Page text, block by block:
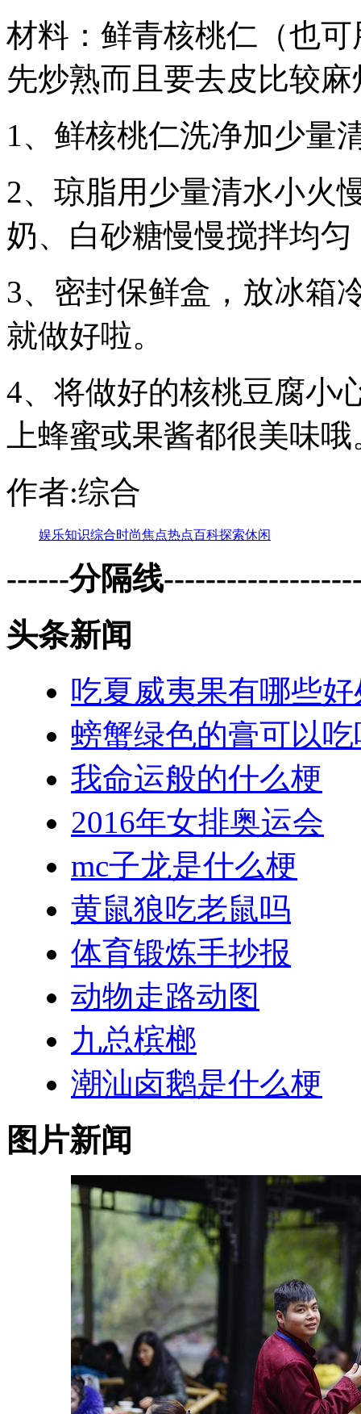
材料：鲜青核桃仁（也
先炒熟而且要去皮比较
1、鲜核桃仁洗净加少量
2、琼脂用少量清水小火
奶、白砂糖慢慢搅拌均
3、密封保鲜盒，放冰箱
就做好啦。
4、将做好的核桃豆腐小
上蜂蜜或果酱都很美味哦
作者:综合
娱乐知识综合时尚焦点热点百科探索休闲
------分隔线
头条新闻
吃夏威夷果有哪些好
螃蟹绿色的膏可以吃
我命运般的什么梗
2016年女排奥运会
mc子龙是什么梗
黄鼠狼吃老鼠吗
体育锻炼手抄报
动物走路动图
九总槟榔
潮汕卤鹅是什么梗
图片新闻